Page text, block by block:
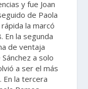
y fue Joan
de Paola
la marcó
En la segunda
de ventaja
a solo
a ser el más
En la tercera